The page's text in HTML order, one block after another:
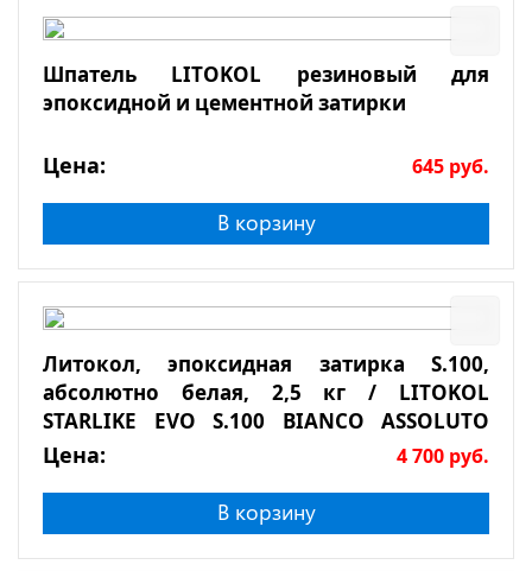
Шпатель LITOKOL резиновый для
эпоксидной и цементной затирки
Цена: 645 руб.
В корзину
Литокол, эпоксидная затирка S.100,
абсолютно белая, 2,5 кг / LITOKOL
STARLIKE EVO S.100 BIANCO ASSOLUTO
2,5кг
Цена: 4 700 руб.
В корзину